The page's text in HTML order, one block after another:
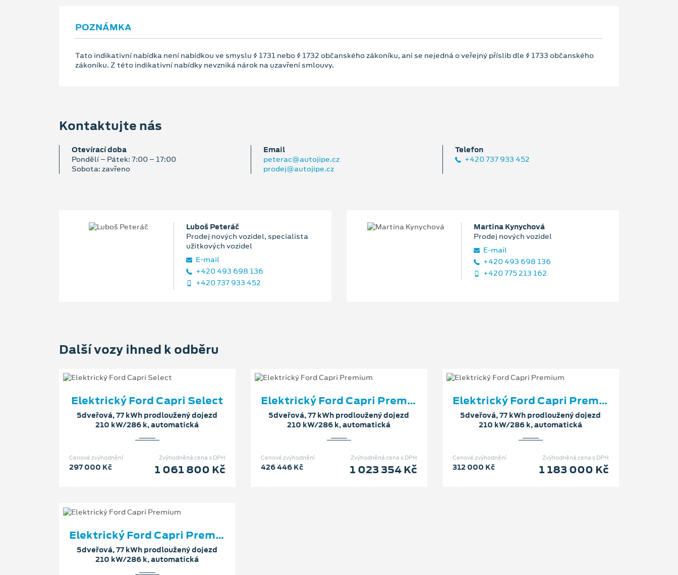
POZNÁMKA
Tato indikativní nabídka není nabídkou ve smyslu § 1731 nebo § 1732 občanského zákoníku, ani se nejedná o veřejný příslib dle § 1733 občanského
zákoníku. Z této indikativní nabídky nevzniká nárok na uzavření smlouvy.
Kontaktujte nás
Otevírací doba
Pondělí – Pátek: 7:00 – 17:00
Sobota: zavřeno
Email
peterac@autojipe.cz
prodej@autojipe.cz
Telefon
+420 737 933 452
Luboš Peteráč
Prodej nových vozidel, specialista
užitkových vozidel
E‑mail
+420 493 698 136
+420 737 933 452
Martina Kynychová
Prodej nových vozidel
E‑mail
+420 493 698 136
+420 775 213 162
Další vozy ihned k odběru
Elektrický Ford Capri Select
5dveřová, 77 kWh prodloužený dojezd
210 kW/286 k, automatická
Zvýhodněná cena s DPH
1 061 800 Kč
Cenové zvýhodnění
297 000 Kč
Elektrický Ford Capri Premium
5dveřová, 77 kWh prodloužený dojezd
210 kW/286 k, automatická
Zvýhodněná cena s DPH
1 023 354 Kč
Cenové zvýhodnění
426 446 Kč
Elektrický Ford Capri Premium
5dveřová, 77 kWh prodloužený dojezd
210 kW/286 k, automatická
Zvýhodněná cena s DPH
1 183 000 Kč
Cenové zvýhodnění
312 000 Kč
Elektrický Ford Capri Premium
5dveřová, 77 kWh prodloužený dojezd
210 kW/286 k, automatická